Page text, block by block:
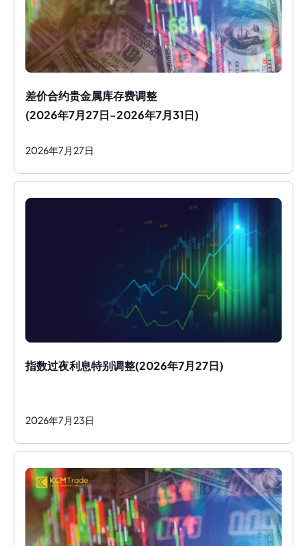
差价合约贵金属库存费调整
(2026年7月27日-2026年7月31日)
2026年7 月 27日
指数过夜利息特别调整(2026年7月27日)
2026年7 月 23日